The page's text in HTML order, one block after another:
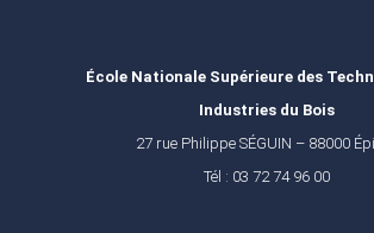
École Nationale Supérieure des
Industries du Bois
27 rue Philippe SÉGUIN – 88000
Tél : 03 72 74 96 00